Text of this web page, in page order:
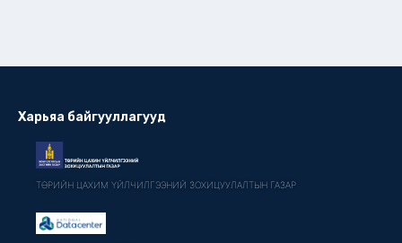
Харьяа байгууллагууд
ТӨРИЙН ЦАХИМ ҮЙЛЧИЛГЭЭНИЙ ЗОХИЦУУЛАЛТЫН ГАЗАР